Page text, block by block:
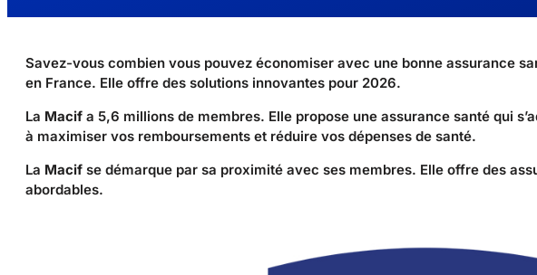
Savez-vous combien vous pouvez économiser avec une bonne assurance
en France. Elle offre des solutions innovantes pour 2026.
La Macif a 5,6 millions de membres. Elle propose une assurance santé qui
à maximiser vos remboursements et réduire vos dépenses de santé.
La Macif se démarque par sa proximité avec ses membres. Elle offre des
abordables.